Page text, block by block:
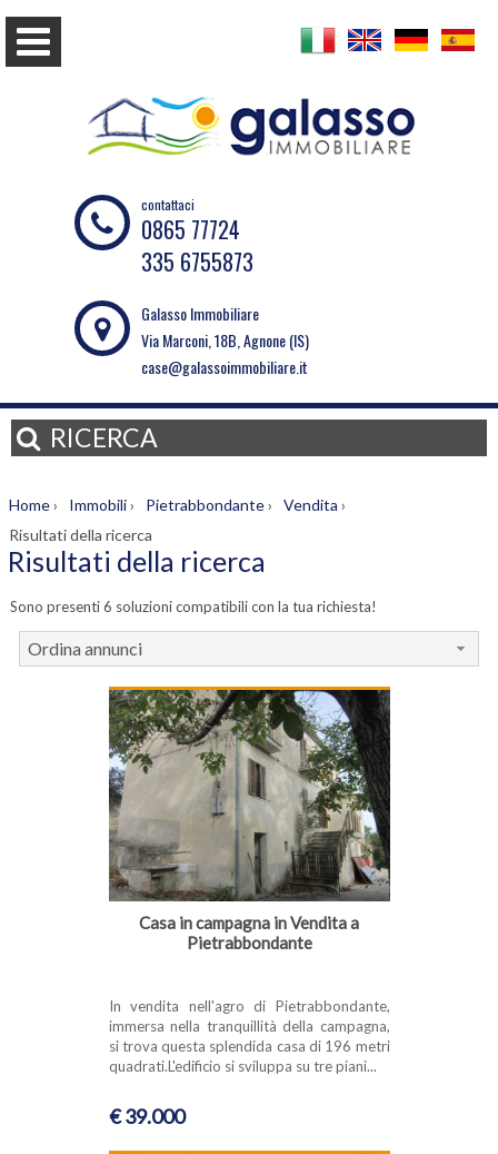
contattaci
0865 77724
335 6755873
Galasso Immobiliare
Via Marconi, 18B, Agnone (IS)
case@galassoimmobiliare.it
RICERCA
Home› Immobili› Pietrabbondante› Vendita ›
Risultati della ricerca
Risultati della ricerca
Sono presenti 6 soluzioni compatibili con la tua richiesta!
Ordina annunci
Casa in campagna in Vendita a
Pietrabbondante
In vendita nell'agro di Pietrabbondante,
immersa nella tranquillità della campagna,
si trova questa splendida casa di 196 metri
quadrati.L'edificio si sviluppa su tre piani...
€ 39.000